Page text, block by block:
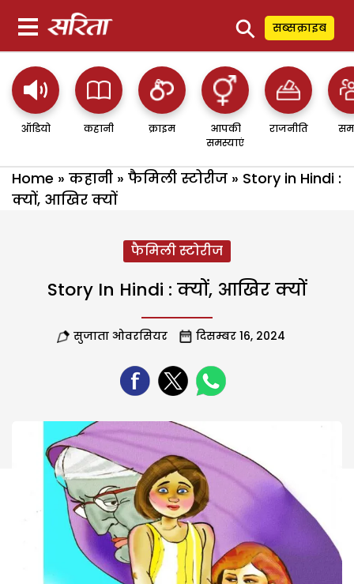
⚲ सब्सक्राइब
ऑडियो कहानी क्राइम
आपकी
समस्याएं
राजनीति
Home » कहानी » फैमिली स्टोरीज » Story in Hindi :
क्यों, आखिर क्यों
फैमिली स्टोरीज
Story In Hindi : क्यों, आखिर क्यों
सुजाता ओवरसियर दिसम्बर 16, 2024